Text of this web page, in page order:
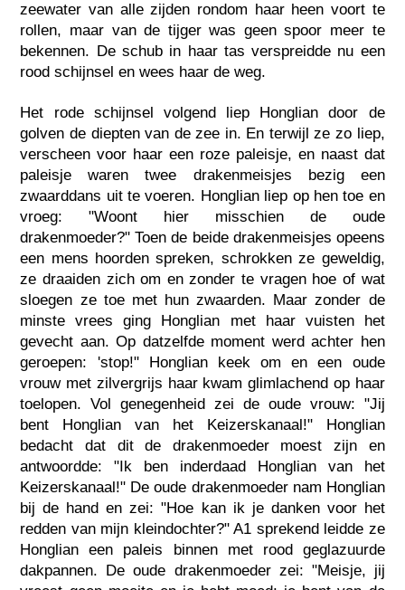
zeewater van alle zijden rondom haar heen voort te
rollen, maar van de tijger was geen spoor meer te
bekennen. De schub in haar tas verspreidde nu een
rood schijnsel en wees haar de weg.
Het rode schijnsel volgend liep Honglian door de
golven de diepten van de zee in. En terwijl ze zo liep,
verscheen voor haar een roze paleisje, en naast dat
paleisje waren twee drakenmeisjes bezig een
zwaarddans uit te voeren. Honglian liep op hen toe en
vroeg: "Woont hier misschien de oude
drakenmoeder?" Toen de beide drakenmeisjes opeens
een mens hoorden spreken, schrokken ze geweldig,
ze draaiden zich om en zonder te vragen hoe of wat
sloegen ze toe met hun zwaarden. Maar zonder de
minste vrees ging Honglian met haar vuisten het
gevecht aan. Op datzelfde moment werd achter hen
geroepen: 'stop!" Honglian keek om en een oude
vrouw met zilvergrijs haar kwam glimlachend op haar
toelopen. Vol genegenheid zei de oude vrouw: "Jij
bent Honglian van het Keizerskanaal!" Honglian
bedacht dat dit de drakenmoeder moest zijn en
antwoordde: "Ik ben inderdaad Honglian van het
Keizerskanaal!" De oude drakenmoeder nam Honglian
bij de hand en zei: "Hoe kan ik je danken voor het
redden van mijn kleindochter?" A1 sprekend leidde ze
Honglian een paleis binnen met rood geglazuurde
dakpannen. De oude drakenmoeder zei: "Meisje, jij